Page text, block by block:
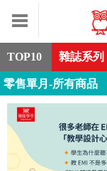
TOP10 雜誌系列
零售單月-所有商品